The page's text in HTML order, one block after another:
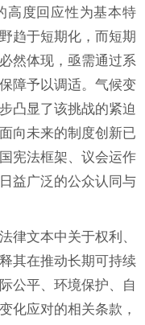
高度回应性为基本特
趋于短期化，而短期
然体现，亟需通过系
障予以调适。气候变
凸显了该挑战的紧迫
向未来的制度创新已
宪法框架、议会运作
益广泛的公众认同与
律文本中关于权利、
其在推动长期可持续
公平、环境保护、自
化应对的相关条款，